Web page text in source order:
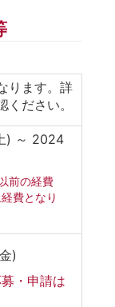
ります。詳
ださい。
) ～ 2024
前の経費
費となり
)
・申請は